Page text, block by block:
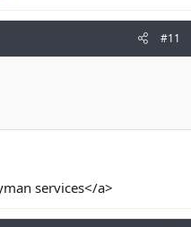
#11
services</a>